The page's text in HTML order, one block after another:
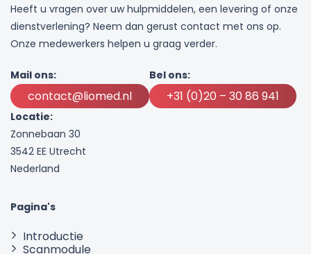
Heeft u vragen over uw hulpmiddelen, een levering of onze
dienstverlening? Neem dan gerust contact met ons op.
Onze medewerkers helpen u graag verder.
Mail ons:
contact@liomed.nl
Bel ons:
+31 (0)20 – 30 86 941
Locatie:
Zonnebaan 30
3542 EE Utrecht
Nederland
Pagina's
Introductie
Scanmodule